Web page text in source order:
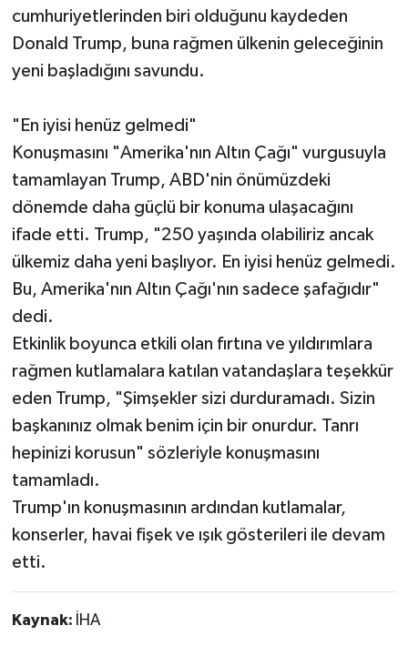
cumhuriyetlerinden biri olduğunu kaydeden
Donald Trump, buna rağmen ülkenin geleceğinin
yeni başladığını savundu.
"En iyisi henüz gelmedi"
Konuşmasını "Amerika'nın Altın Çağı" vurgusuyla
tamamlayan Trump, ABD'nin önümüzdeki
dönemde daha güçlü bir konuma ulaşacağını
ifade etti. Trump, "250 yaşında olabiliriz ancak
ülkemiz daha yeni başlıyor. En iyisi henüz gelmedi.
Bu, Amerika'nın Altın Çağı'nın sadece şafağıdır"
dedi.
Etkinlik boyunca etkili olan fırtına ve yıldırımlara
rağmen kutlamalara katılan vatandaşlara teşekkür
eden Trump, "Şimşekler sizi durduramadı. Sizin
başkanınız olmak benim için bir onurdur. Tanrı
hepinizi korusun" sözleriyle konuşmasını
tamamladı.
Trump'ın konuşmasının ardından kutlamalar,
konserler, havai fişek ve ışık gösterileri ile devam
etti.
Kaynak: İHA